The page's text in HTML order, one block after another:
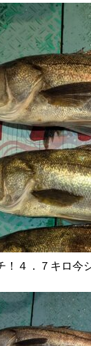
！４．７キロ